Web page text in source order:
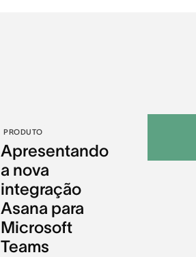
PRODUTO
Apresentando
a nova
integração
Asana para
Microsoft
Teams